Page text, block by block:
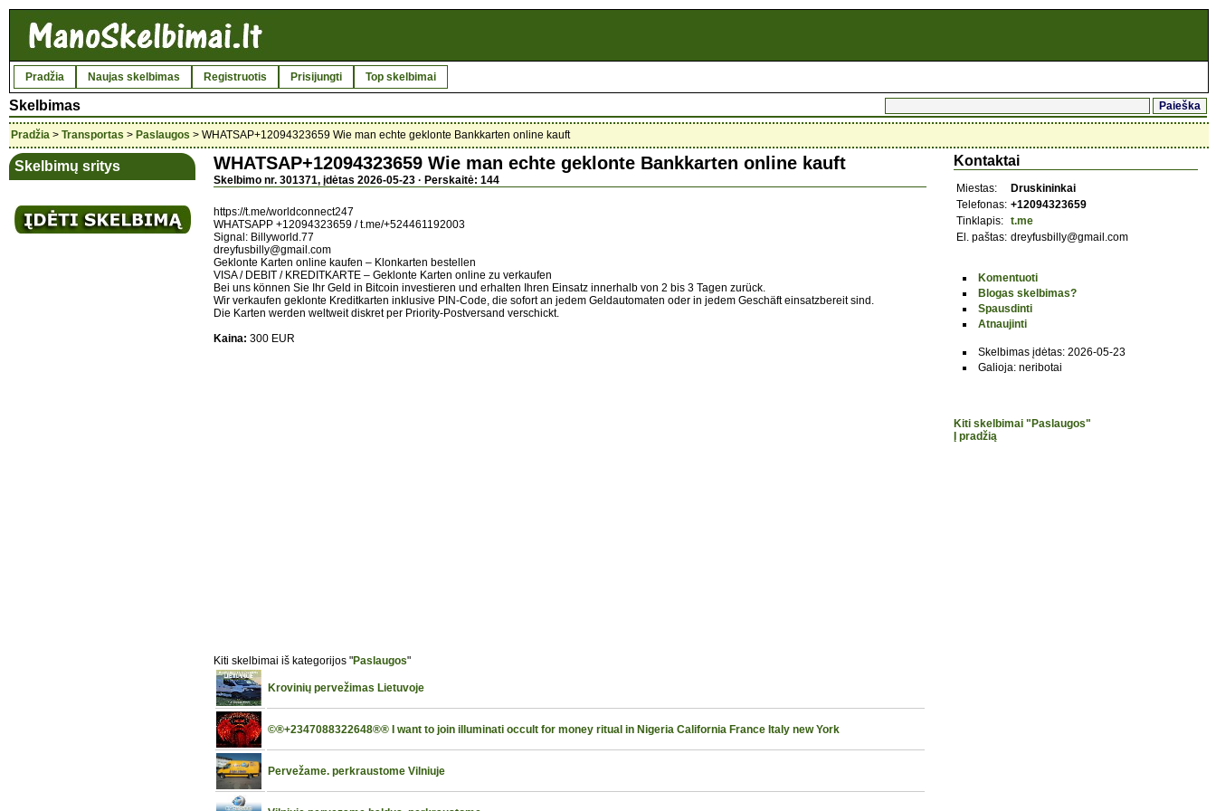
Pradžia Naujas skelbimas Registruotis Prisijungti Top skelbimai
Skelbimas
Pradžia > Transportas > Paslaugos > WHATSAP+12094323659 Wie man echte geklonte Bankkarten online kauft
Skelbimų sritys WHATSAP+12094323659 Wie man echte geklonte Bankkarten online kauft
Skelbimo nr. 301371, įdėtas 2026-05-23 · Perskaitė: 144
https://t.me/worldconnect247
WHATSAPP +12094323659 / t.me/+524461192003
Signal: Billyworld.77
dreyfusbilly@gmail.com
Geklonte Karten online kaufen – Klonkarten bestellen
VISA / DEBIT / KREDITKARTE – Geklonte Karten online zu verkaufen
Bei uns können Sie Ihr Geld in Bitcoin investieren und erhalten Ihren Einsatz innerhalb von 2 bis 3 Tagen zurück.
Wir verkaufen geklonte Kreditkarten inklusive PIN-Code, die sofort an jedem Geldautomaten oder in jedem Geschäft einsatzbereit sind.
Die Karten werden weltweit diskret per Priority-Postversand verschickt.
Kaina: 300 EUR
Kiti skelbimai iš kategorijos "Paslaugos"
Krovinių pervežimas Lietuvoje
©®+2347088322648®® I want to join illuminati occult for money ritual in Nigeria California France Italy new York
Pervežame. perkraustome Vilniuje
Kontaktai
Miestas:
Druskininkai
Telefonas: +12094323659
Tinklapis: t.me
El. paštas: dreyfusbilly@gmail.com
Komentuoti
Blogas skelbimas?
Spausdinti
Atnaujinti
Skelbimas įdėtas: 2026-05-23
Galioja: neribotai
Kiti skelbimai "Paslaugos"
Į pradžią